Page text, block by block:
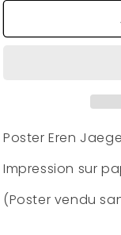
Poster
Poster Eren
Impression sur
(Poster vendu